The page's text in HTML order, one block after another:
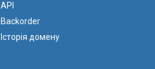
API
Backorder
Історія домену